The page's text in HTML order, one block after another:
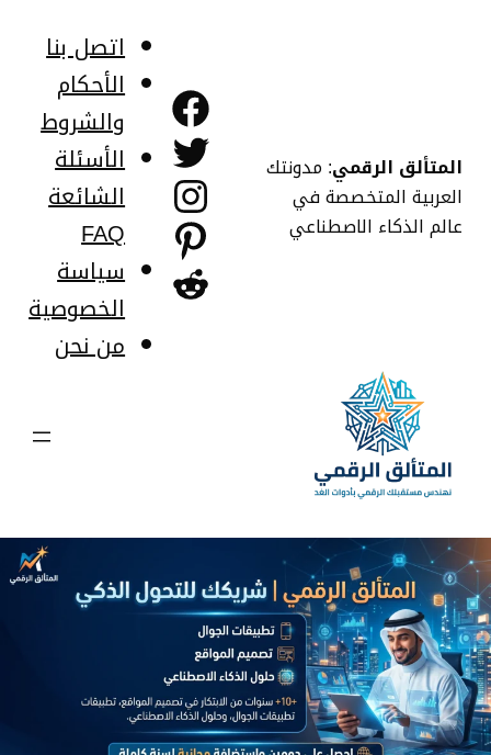
المتألق الرقمي: مدونتك
العربية المتخصصة في
عالم الذكاء الاصطناعي
فيسبوك
تويتر
إنستجرام
بينتريست
ريديت
اتصل بنا
الأحكام
والشروط
الأسئلة
الشائعة
FAQ
سياسة
الخصوصية
من نحن